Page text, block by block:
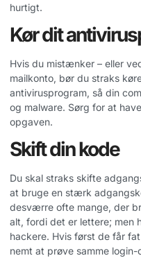
hurtigt.
Kør dit
Hvis du mistænker – eller
mailkonto, bør du straks
antivirusprogram, så din
og malware. Sørg for at
opgaven.
Skift din kode
Du skal straks skifte
at bruge en stærk
desværre ofte mange, der
alt, fordi det er lettere; men
hackere. Hvis først de får
nemt at prøve samme